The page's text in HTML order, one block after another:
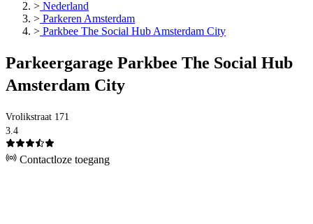
> Nederland
> Parkeren Amsterdam
> Parkbee The Social Hub Amsterdam City
Parkeergarage Parkbee The Social Hub
Amsterdam City
Vrolikstraat 171
3.4
Contactloze toegang